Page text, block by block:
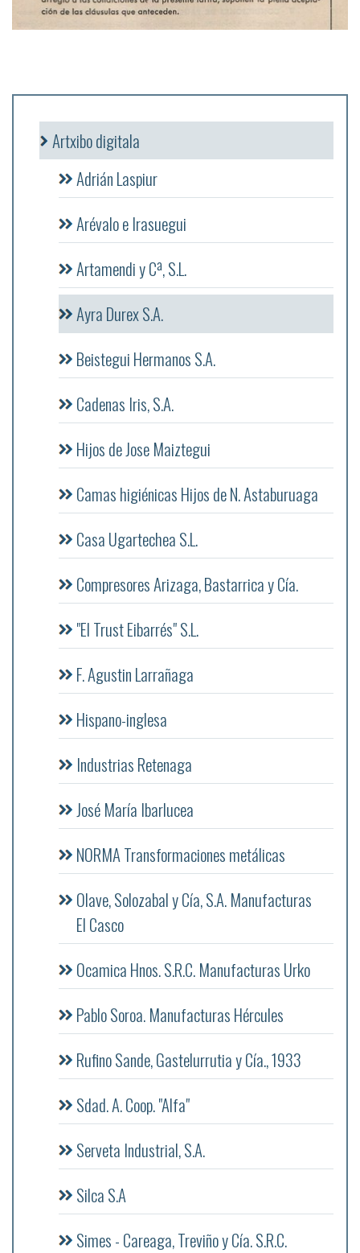
Artxibo digitala
Adrián Laspiur
Arévalo e Irasuegui
Artamendi y Cª, S.L.
Ayra Durex S.A.
Beistegui Hermanos S.A.
Cadenas Iris, S.A.
Hijos de Jose Maiztegui
Camas higiénicas Hijos de N. Astaburuaga
Casa Ugartechea S.L.
Compresores Arizaga, Bastarrica y Cía.
"El Trust Eibarrés" S.L.
F. Agustin Larrañaga
Hispano-inglesa
Industrias Retenaga
José María Ibarlucea
NORMA Transformaciones metálicas
Olave, Solozabal y Cía, S.A. Manufacturas
El Casco
Ocamica Hnos. S.R.C. Manufacturas Urko
Pablo Soroa. Manufacturas Hércules
Rufino Sande, Gastelurrutia y Cía., 1933
Sdad. A. Coop. "Alfa"
Serveta Industrial, S.A.
Silca S.A
Simes - Careaga, Treviño y Cía. S.R.C.